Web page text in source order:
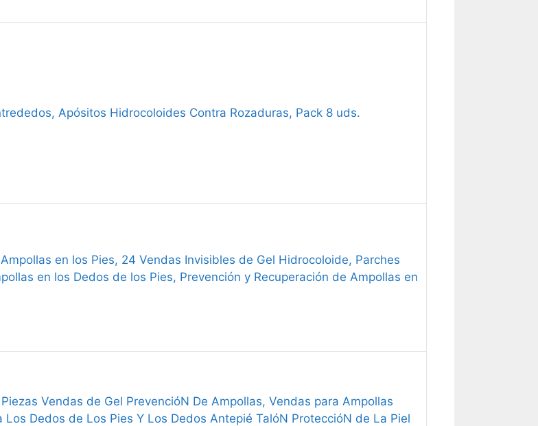
Apósitos Hidrocoloides Contra Rozaduras, Pack 8 uds.
en los Pies, 24 Vendas Invisibles de Gel Hidrocoloide, Parches
en los Dedos de los Pies, Prevención y Recuperación de Ampollas en
Vendas de Gel PrevencióN De Ampollas, Vendas para Ampollas
Los Dedos de Los Pies Y Los Dedos Antepié TalóN ProteccióN de La Piel